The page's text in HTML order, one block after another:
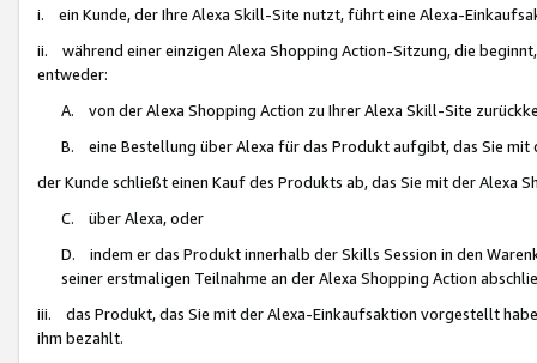
i. ein Kunde, der Ihre Alexa Skill-Site nutzt, führt eine Alexa-
ii. während einer einzigen Alexa Shopping Action-Sitzung, die
entweder:
A. von der Alexa Shopping Action zu Ihrer Alexa Skill-Site
B. eine Bestellung über Alexa für das Produkt aufgibt, das Sie mit
der Kunde schließt einen Kauf des Produkts ab, das Sie mit der Alexa
C. über Alexa, oder
D. indem er das Produkt innerhalb der Skills Session in den
seiner erstmaligen Teilnahme an der Alexa Shopping Action
iii. das Produkt, das Sie mit der Alexa-Einkaufsaktion vorgestellt
ihm bezahlt.